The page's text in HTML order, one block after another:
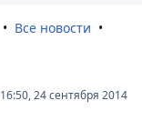
Все новости
16:50, 24 сентября 2014